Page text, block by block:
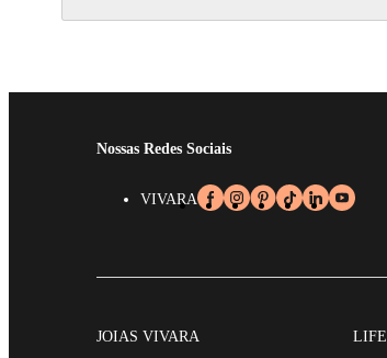
Nossas Redes Sociais
VIVARA
JOIAS VIVARA LIFE